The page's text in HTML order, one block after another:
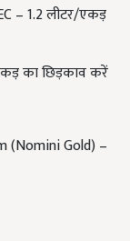
– 1.2 लीटर/एकड़
का छिड़काव करें
(Nomini Gold) –